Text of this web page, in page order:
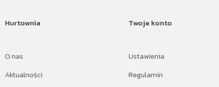
Hurtownia
O nas
Aktualności
Twoje konto
Ustawienia
Regulamin